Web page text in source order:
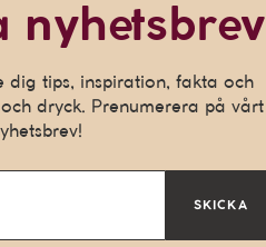
nyhetsbrev
tips, inspiration, fakta och
dryck. Prenumerera på vårt
SKICKA
för att kunna